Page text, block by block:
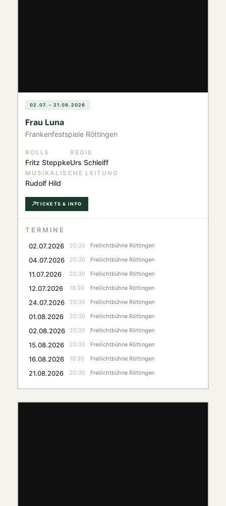
02.07. – 21.08.2026
Frau Luna
Frankenfestspiele Röttingen
ROLLE
Fritz Steppke
REGIE
Urs Schleiff
MUSIKALISCHE LEITUNG
Rudolf Hild
TICKETS & INFO
TERMINE
02.07.2026
20:30 Freilichtbühne Röttingen
04.07.2026 20:30 Freilichtbühne Röttingen
11.07.2026 20:30 Freilichtbühne Röttingen
12.07.2026 18:30 Freilichtbühne Röttingen
24.07.2026 20:30 Freilichtbühne Röttingen
01.08.2026 20:30 Freilichtbühne Röttingen
02.08.2026 20:30 Freilichtbühne Röttingen
15.08.2026 20:30 Freilichtbühne Röttingen
16.08.2026 18:30 Freilichtbühne Röttingen
21.08.2026 20:30 Freilichtbühne Röttingen